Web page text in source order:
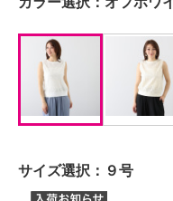
サイズ選択： ９号